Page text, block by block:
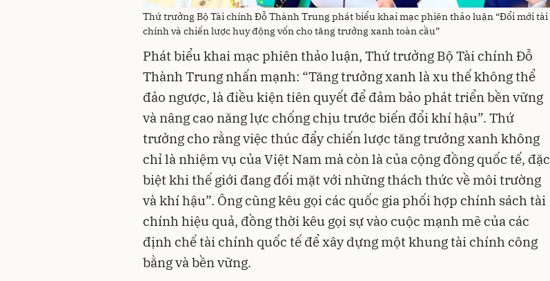
Thứ trưởng Bộ Tài chính Đỗ Thành Trung phát biểu khai mạc phiên thảo luận “Đổi mới tài
chính và chiến lược huy động vốn cho tăng trưởng xanh toàn cầu”
Phát biểu khai mạc phiên thảo luận, Thứ trưởng Bộ Tài chính Đỗ
Thành Trung nhấn mạnh: “Tăng trưởng xanh là xu thế không thể
đảo ngược, là điều kiện tiên quyết để đảm bảo phát triển bền vững
và nâng cao năng lực chống chịu trước biến đổi khí hậu”. Thứ
trưởng cho rằng việc thúc đẩy chiến lược tăng trưởng xanh không
chỉ là nhiệm vụ của Việt Nam mà còn là của cộng đồng quốc tế, đặc
biệt khi thế giới đang đối mặt với những thách thức về môi trường
và khí hậu”. Ông cũng kêu gọi các quốc gia phối hợp chính sách tài
chính hiệu quả, đồng thời kêu gọi sự vào cuộc mạnh mẽ của các
định chế tài chính quốc tế để xây dựng một khung tài chính công
bằng và bền vững.